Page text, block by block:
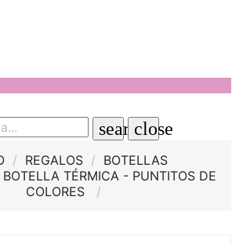
searchclose
REGALOS
BOTELLAS
BOTELLA TÉRMICA - PUNTITOS DE
COLORES